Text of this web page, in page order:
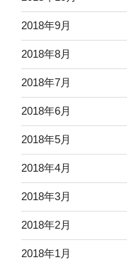
2018年9月
2018年8月
2018年7月
2018年6月
2018年5月
2018年4月
2018年3月
2018年2月
2018年1月